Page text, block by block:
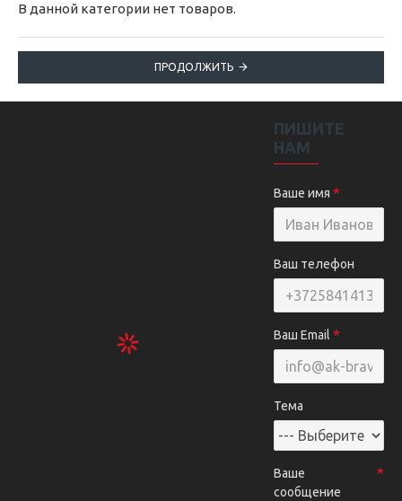
В данной категории нет товаров.
ПРОДОЛЖИТЬ
ПИШИТЕ
НАМ
Ваше имя
Ваш телефон
Ваш Email
Тема
Ваше
сообщение